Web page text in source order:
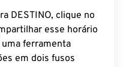
DESTINO, clique no
esse horário
ferramenta
em dois fusos